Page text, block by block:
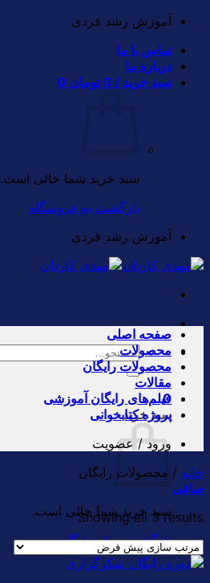
Skip
content
آموزش رشد فردی
تماس با ما
درباره ما
سبد خرید / 0 تومان 0
سبد خرید شما خالی است.
بازگشت به فروشگاه
آموزش رشد فردی
جستجو
برای:
0
سبد خرید
سبد خرید شما خالی است.
بازگشت به فروشگاه
صفحه اصلی
محصولات
محصولات رایگان
مقالات
فیلم‌های رایگان آموزشی
پروژه کتابخوانی
ورود / عضویت
خانه / محصولات رایگان
صافی
Showing all 3 results